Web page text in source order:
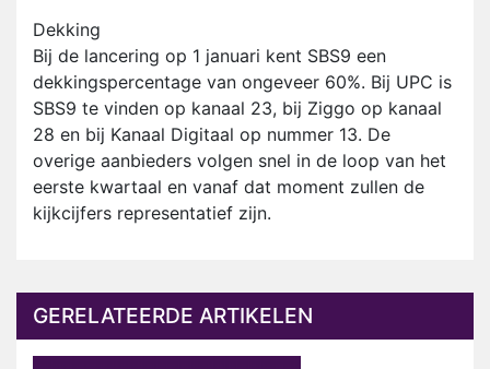
Dekking
Bij de lancering op 1 januari kent SBS9 een
dekkingspercentage van ongeveer 60%. Bij UPC is
SBS9 te vinden op kanaal 23, bij Ziggo op kanaal
28 en bij Kanaal Digitaal op nummer 13. De
overige aanbieders volgen snel in de loop van het
eerste kwartaal en vanaf dat moment zullen de
kijkcijfers representatief zijn.
GERELATEERDE ARTIKELEN